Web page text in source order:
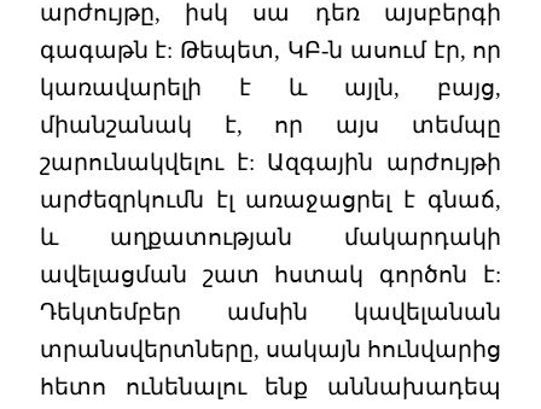
արժույթը, իսկ սա դեռ այսբերգի
գագաթն է: Թեպետ, ԿԲ-ն ասում էր, որ
կառավարելի է և այլն, բայց,
միանշանակ է, որ այս տեմպը
շարունակվելու է: Ազգային արժույթի
արժեզրկումն էլ առաջացրել է գնաճ,
և աղքատության մակարդակի
ավելացման շատ հստակ գործոն է:
Դեկտեմբեր ամսին կավելանան
տրանսվերտները, սակայն հունվարից
հետո ունենալու ենք աննախադեպ